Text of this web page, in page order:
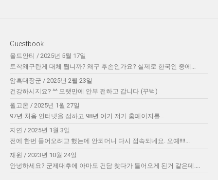
Guestbook
올드안티 / 2025년 5월 17일
토착왜구란게 대체 뭡니까? 왜구 후손인가요? 실제로 한국인 중에...
암흑대장군 / 2025년 2월 23일
건강하시지요? ^^ 오랫만에 안부 전하고 갑니다 (꾸벅)
윌고온 / 2025년 1월 27일
97년 처음 인터넷을 접하고 98년 여기 저기 홈페이지를...
지연 / 2025년 1월 3일
전에 한번 들어오려고 했는데 안되더니 다시 접속되네요. 오예!!!!...
재원 / 2023년 10월 24일
안녕하세요? 군제대후에 아마도 건담 찾다가 들어오게 된거 같은데....